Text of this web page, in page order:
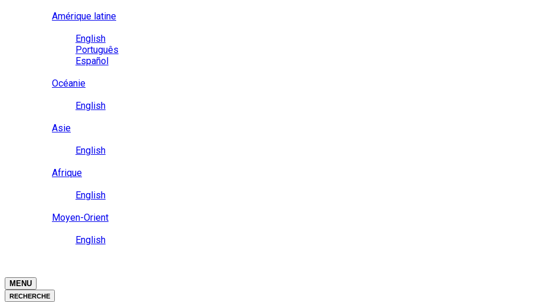
Amérique latine
English
Português
Español
Océanie
English
Asie
English
Afrique
English
Moyen-Orient
English
MENU
RECHERCHE